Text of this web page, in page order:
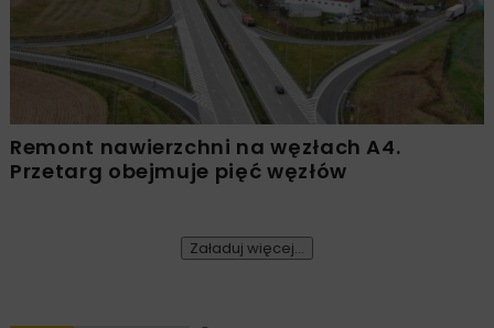
Remont nawierzchni na węzłach A4.
Przetarg obejmuje pięć węzłów
Załaduj więcej...